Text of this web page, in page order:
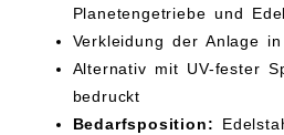
Planetengetriebe und
Verkleidung der Anlage
Alternativ mit UV-fester
bedruckt
Bedarfsposition: